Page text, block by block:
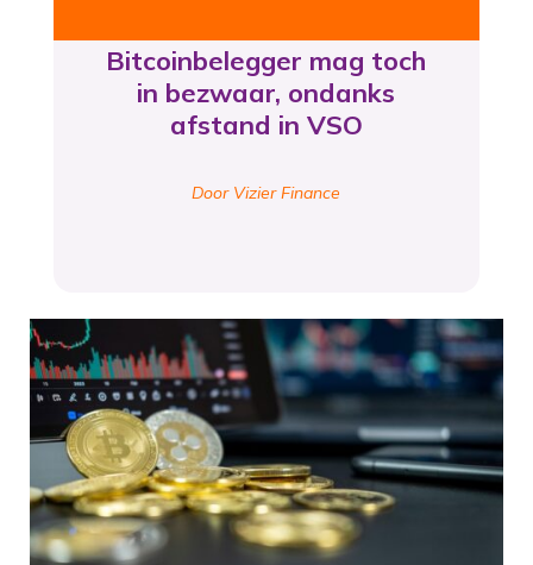
Bitcoinbelegger mag toch
in bezwaar, ondanks
afstand in VSO
Door Vizier Finance